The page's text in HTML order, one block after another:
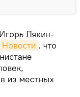
Лякин-
, что
из местных